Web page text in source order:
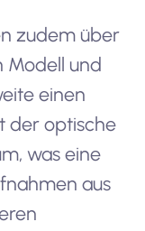
zudem über
Modell und
einen
der optische
was eine
aus